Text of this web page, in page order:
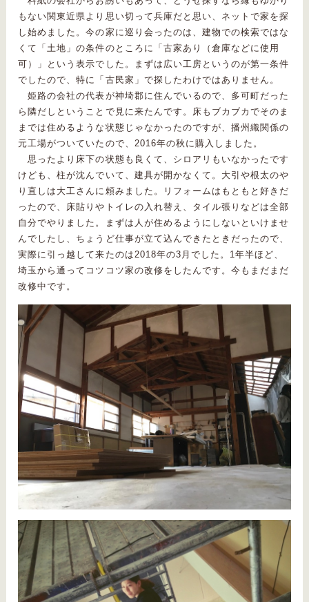
もない関東近県より思い切って兵庫だと思い、ネットで家を探
し始めました。今の家に巡り会ったのは、建物での検索ではな
くて「土地」の条件のところに「古家あり（倉庫などに使用
可）」という表示でした。まずは広い工房というのが第一条件
でしたので、特に「古民家」で探したわけではありません。
姫路の会社の代表が神埼郡に住んでいるので、多可町だった
ら隣だしということで見に来たんです。床もブカブカでそのま
までは住めるような状態じゃなかったのですが、播州織関係の
元工場がついていたので、2016年の秋に購入しました。
思ったより床下の状態も良くて、シロアリもいなかったです
けども、柱が沈んでいて、建具が開かなくて。大引や根太のや
り直しは大工さんに頼みました。リフォームはもともと好きだ
ったので、床貼りやトイレの入れ替え、タイル張りなどは全部
自分でやりました。まずは人が住めるようにしないといけませ
んでしたし、ちょうど仕事が立て込んできたときだったので、
実際に引っ越して来たのは2018年の3月でした。1年半ほど、
埼玉から通ってコツコツ家の改修をしたんです。今もまだまだ
改修中です。